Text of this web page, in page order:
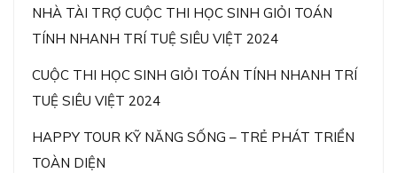
NHÀ TÀI TRỢ CUỘC THI HỌC SINH GIỎI TOÁN
TÍNH NHANH TRÍ TUỆ SIÊU VIỆT 2024
CUỘC THI HỌC SINH GIỎI TOÁN TÍNH NHANH TRÍ
TUỆ SIÊU VIỆT 2024
HAPPY TOUR KỸ NĂNG SỐNG – TRẺ PHÁT TRIỂN
TOÀN DIỆN